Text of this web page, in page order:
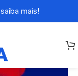
saiba mais!